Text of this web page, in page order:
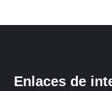
Enlaces de